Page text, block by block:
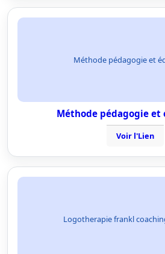
Méthode pédagogie et
Méthode pédagogie et
Voir l'Lien
Logotherapie frankl